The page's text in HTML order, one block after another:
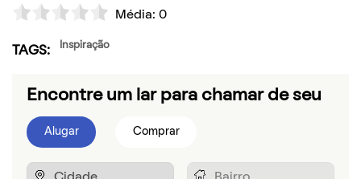
Média: 0
TAGS: Inspiração
Encontre um lar para chamar de seu
Alugar Comprar